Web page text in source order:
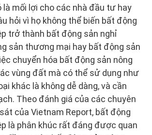
là mối lợi cho các nhà đầu tư hay
hỏi vì họ không thể biến bất động
trở thành bất động sản nghỉ
sản thương mại hay bất động sản
chuyển hóa bất động sản nông
vùng đất mà có thể sử dụng như
khác là không dễ dàng, và cần
Theo đánh giá của các chuyên
của Vietnam Report, bất động
là phân khúc rất đáng được quan